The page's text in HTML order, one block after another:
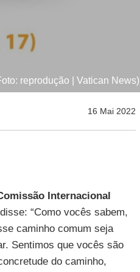
reprodução | Vatican News)
16 Mai 2022
Internacional
“Como vocês sabem,
caminho comum seja
Sentimos que vocês são
do caminho,